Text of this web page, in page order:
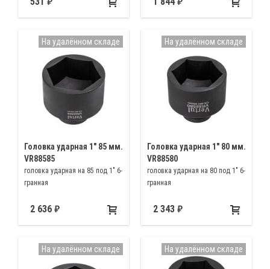
Головка ударная 1″ 85 мм.
VR88585
головка ударная на 85 под 1" 6-
гранная
2 636
На удалённом складе
Головка ударная 1″ 80 мм.
VR88580
головка ударная на 80 под 1" 6-
гранная
2 343
На удалённом складе
На удалённом складе На удалённом складе